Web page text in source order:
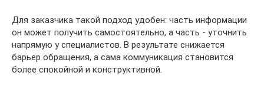
Для заказчика такой подход удобен: часть информации
он может получить самостоятельно, а часть - уточнить
напрямую у специалистов. В результате снижается
барьер обращения, а сама коммуникация становится
более спокойной и конструктивной.